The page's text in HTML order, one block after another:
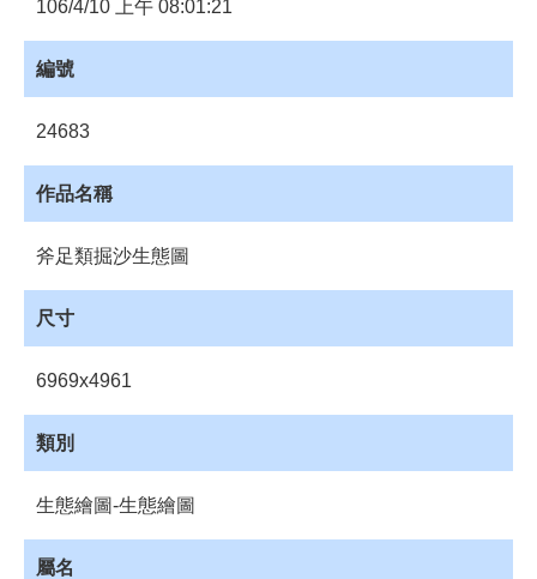
登
網
站
導
購
物
車
下
載
管
理
資
源
管
資
106/4/10 上午 08:01:21
編號
24683
作品名稱
斧足類掘沙生態圖
尺寸
6969x4961
類別
生態繪圖-生態繪圖
屬名